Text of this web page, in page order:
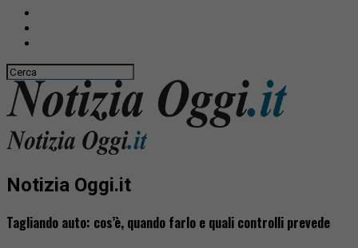
Notizia Oggi.it
Tagliando auto: cos’è, quando farlo e quali controlli prevede